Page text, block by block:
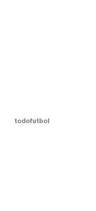
todofutbol